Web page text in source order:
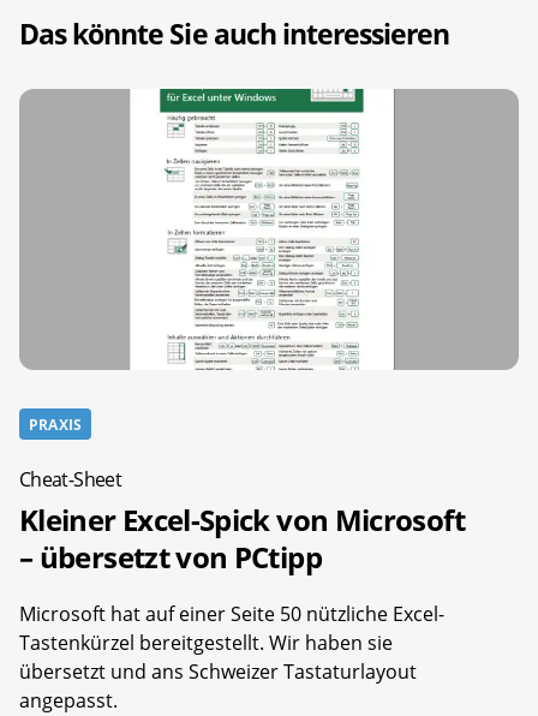
Das könnte Sie auch interessieren
PRAXIS
Cheat-Sheet
Kleiner Excel-Spick von Microsoft
– übersetzt von PCtipp
Microsoft hat auf einer Seite 50 nützliche Excel-
Tastenkürzel bereitgestellt. Wir haben sie
übersetzt und ans Schweizer Tastaturlayout
angepasst.